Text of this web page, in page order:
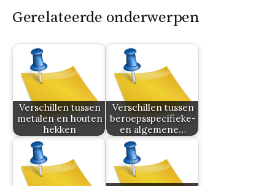
Gerelateerde onderwerpen
Verschillen tussen
metalen en houten
hekken
Verschillen tussen
beroepsspecifieke-
en algemene…